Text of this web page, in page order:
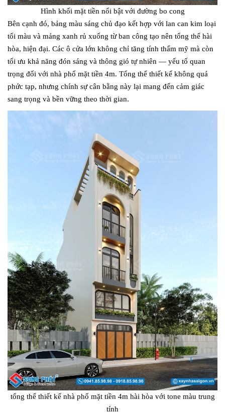
Hình khối mặt tiền nổi bật với đường bo cong
Bên cạnh đó, bảng màu sáng chủ đạo kết hợp với lan can kim loại
tối màu và mảng xanh rủ xuống từ ban công tạo nên tổng thể hài
hòa, hiện đại. Các ô cửa lớn không chỉ tăng tính thẩm mỹ mà còn
tối ưu khả năng đón sáng và thông gió tự nhiên — yếu tố quan
trọng đối với nhà phố mặt tiền 4m. Tổng thể thiết kế không quá
phức tạp, nhưng chính sự cân bằng này lại mang đến cảm giác
sang trọng và bền vững theo thời gian.
tổng thể thiết kế nhà phố mặt tiền 4m hài hòa với tone màu trung
tính